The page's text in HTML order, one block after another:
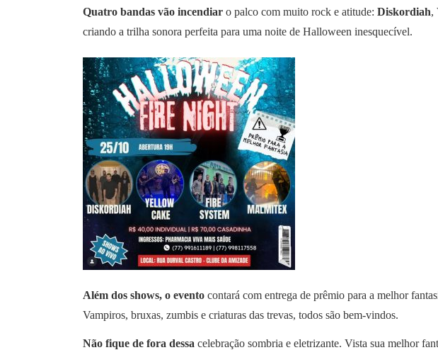
Quatro bandas vão incendiar o palco com muito rock e atitude: Diskordiah,
criando a trilha sonora perfeita para uma noite de Halloween inesquecível.
Além dos shows, o evento contará com entrega de prêmio para a melhor
Vampiros, bruxas, zumbis e criaturas das trevas, todos são bem-vindos.
Não fique de fora dessa celebração sombria e eletrizante. Vista sua melhor